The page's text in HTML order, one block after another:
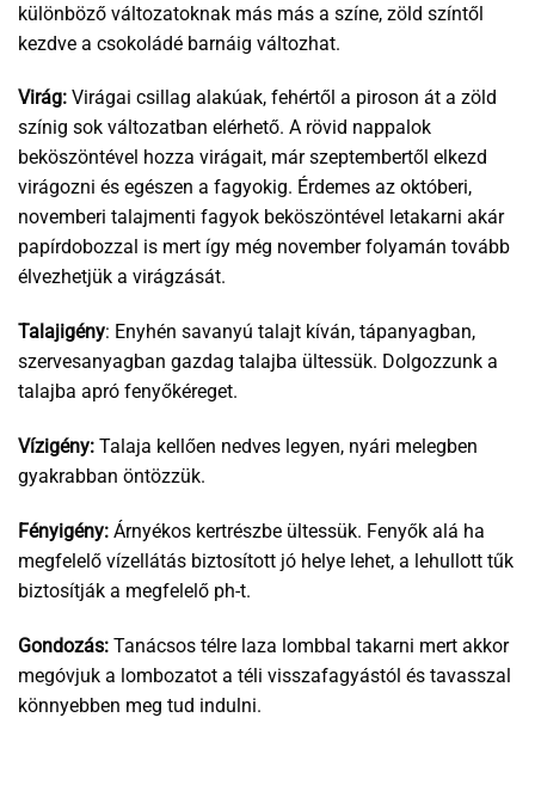
különböző változatoknak más más a színe, zöld színtől
kezdve a csokoládé barnáig változhat.
Virág: Virágai csillag alakúak, fehértől a piroson át a zöld
színig sok változatban elérhető. A rövid nappalok
beköszöntével hozza virágait, már szeptembertől elkezd
virágozni és egészen a fagyokig. Érdemes az októberi,
novemberi talajmenti fagyok beköszöntével letakarni akár
papírdobozzal is mert így még november folyamán tovább
élvezhetjük a virágzását.
Talajigény: Enyhén savanyú talajt kíván, tápanyagban,
szervesanyagban gazdag talajba ültessük. Dolgozzunk a
talajba apró fenyőkéreget.
Vízigény: Talaja kellően nedves legyen, nyári melegben
gyakrabban öntözzük.
Fényigény: Árnyékos kertrészbe ültessük. Fenyők alá ha
megfelelő vízellátás biztosított jó helye lehet, a lehullott tűk
biztosítják a megfelelő ph-t.
Gondozás: Tanácsos télre laza lombbal takarni mert akkor
megóvjuk a lombozatot a téli visszafagyástól és tavasszal
könnyebben meg tud indulni.